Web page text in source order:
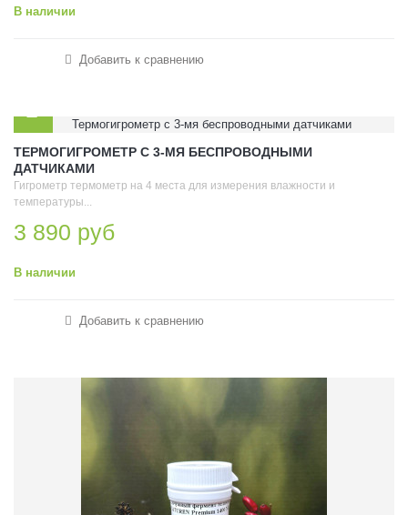
В наличии
Добавить к сравнению
ТЕРМОГИГРОМЕТР С 3-МЯ БЕСПРОВОДНЫМИ
ДАТЧИКАМИ
Гигрометр термометр на 4 места для измерения влажности и
температуры...
3 890 руб
В наличии
Добавить к сравнению